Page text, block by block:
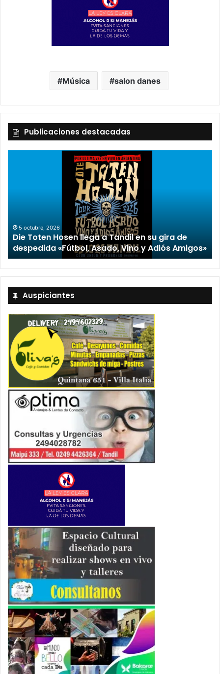
Música salon danes
Publicaciones destacadas
5 octubre, 2026
Die Toten Hosen llega a Tandil en su gira de
despedida «Fútbol, Asado, Vino y Adiós Amigos»
Auspiciantes